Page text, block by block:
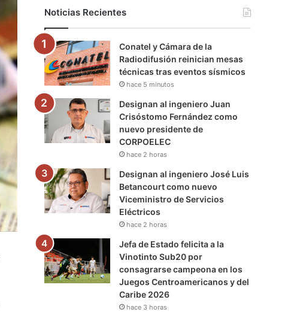
o
k
r
e
r
a
m
a
m
Noticias Recientes
Conatel y Cámara de la
Radiodifusión reinician mesas
técnicas tras eventos sísmicos
hace 5 minutos
Designan al ingeniero Juan
Crisóstomo Fernández como
nuevo presidente de
CORPOELEC
hace 2 horas
Designan al ingeniero José Luis
Betancourt como nuevo
Viceministro de Servicios
Eléctricos
hace 2 horas
Jefa de Estado felicita a la
Vinotinto Sub20 por
consagrarse campeona en los
Juegos Centroamericanos y del
Caribe 2026
hace 3 horas